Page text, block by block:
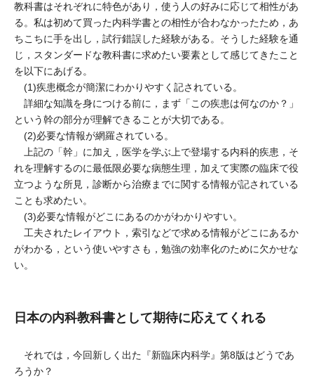
教科書はそれぞれに特色があり，使う人の好みに応じて相性があ
る。私は初めて買った内科学書との相性が合わなかったため，あ
ちこちに手を出し，試行錯誤した経験がある。そうした経験を通
じ，スタンダードな教科書に求めたい要素として感じてきたこと
を以下にあげる。
(1)疾患概念が簡潔にわかりやすく記されている。
詳細な知識を身につける前に，まず「この疾患は何なのか？」
という幹の部分が理解できることが大切である。
(2)必要な情報が網羅されている。
上記の「幹」に加え，医学を学ぶ上で登場する内科的疾患，そ
れを理解するのに最低限必要な病態生理，加えて実際の臨床で役
立つような所見，診断から治療までに関する情報が記されている
ことも求めたい。
(3)必要な情報がどこにあるのかがわかりやすい。
工夫されたレイアウト，索引などで求める情報がどこにあるか
がわかる，という使いやすさも，勉強の効率化のために欠かせな
い。
日本の内科教科書として期待に応えてくれる
それでは，今回新しく出た『新臨床内科学』第8版はどうであ
ろうか？